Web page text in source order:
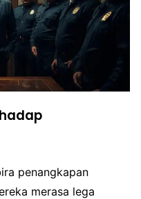
penangkapan
merasa lega